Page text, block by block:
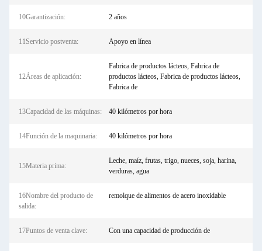
10Garantización: 2 años
11Servicio postventa: Apoyo en línea
12Áreas de aplicación:
Fabrica de productos lácteos, Fabrica de
productos lácteos, Fabrica de productos lácteos,
Fabrica de
13Capacidad de las máquinas: 40 kilómetros por hora
14Función de la maquinaria: 40 kilómetros por hora
15Materia prima:
Leche, maíz, frutas, trigo, nueces, soja, harina,
verduras, agua
16Nombre del producto de
salida:
remolque de alimentos de acero inoxidable
17Puntos de venta clave: Con una capacidad de producción de